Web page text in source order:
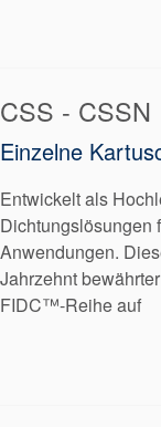
CSS - CSSN
Einzelne
Entwickelt als
Dichtungslösungen
Anwendungen.
Jahrzehnt
FIDC™-Reihe auf